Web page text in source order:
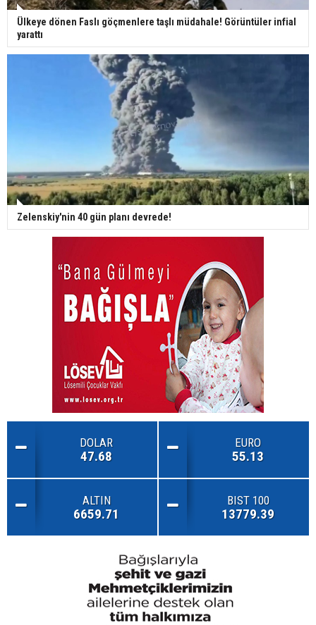
Ülkeye dönen Faslı göçmenlere taşlı müdahale! Görüntüler infial
yarattı
Zelenskiy'nin 40 gün planı devrede!
DOLAR
47.68
EURO
55.13
ALTIN
6659.71
BIST 100
13779.39